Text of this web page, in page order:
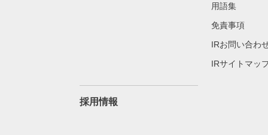
用語集
免責事項
IRお問い合わ
IRサイトマッ
採用情報